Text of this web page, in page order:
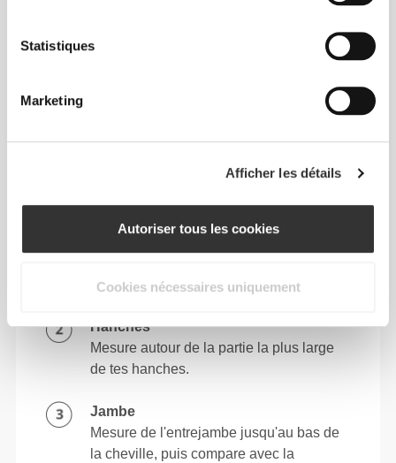
Statistiques
Marketing
Afficher les détails
Autoriser tous les cookies
Cookies nécessaires uniquement
Mesure autour de ta taille naturelle.
Hanches
Mesure autour de la partie la plus large
de tes hanches.
Jambe
Mesure de l'entrejambe jusqu'au bas de
la cheville, puis compare avec la